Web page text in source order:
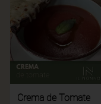
Crema de Tomate